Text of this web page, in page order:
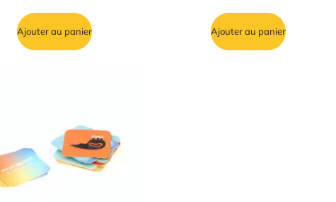
Ajouter au panier Ajouter au panier